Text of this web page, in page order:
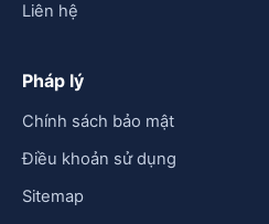
Liên hệ
Pháp lý
Chính sách bảo mật
Điều khoản sử dụng
Sitemap